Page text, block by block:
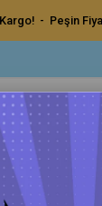
- Peşin